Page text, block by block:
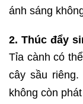
ánh sáng
2. Thúc đẩy
Tỉa cành có
cây sầu
không còn